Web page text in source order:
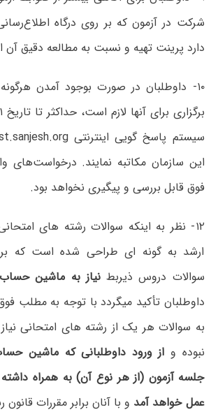
شرکت در آزمون که بر روی درگاه
دارد پرینت تهیه و نسبت به مطالعه دقیق آن
۱۰- داوطلبان در صورت بوجود آمدن
این سازمان مکاتبه نمایند. درخواست‌های
فوق قابل بررسی و پیگیری نخواهد بود.
۱۲- نظر به اینکه سوالات رشته های
ارشد به گونه ای طراحی شده است که
سوالات دروس ذیربطنیاز به ماشین حساب
داوطلبان تأکید میگردد با توجه به مطلب
به سوالات هر یک از رشته های امتحانی
نبوده و از ورود داوطلبانی که ماشین
جلسه آزمون (از هر نوع آن) به همراه
عمل خواهد آمد و با آنان برابر مقررات